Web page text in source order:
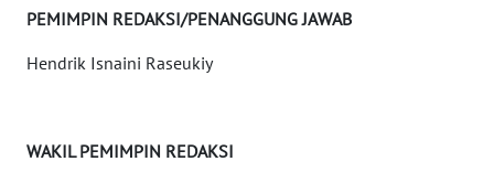
PEMIMPIN REDAKSI/PENANGGUNG JAWAB
Hendrik Isnaini Raseukiy
WAKIL PEMIMPIN REDAKSI
SUMUT
WN
WN